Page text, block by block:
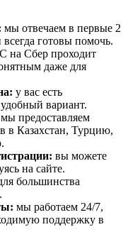
мы отвечаем в первые 2
готовы помочь.
на Сбер проходит
даже для
у вас есть
вариант.
мы предоставляем
в Казахстан, Турцию,
вы можете
на сайте.
большинства
мы работаем 24/7,
поддержку в